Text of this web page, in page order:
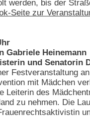
werden, bis der
Seite zur
Gabriele Heinemann
und Senatorin
Festveranstaltung
mit Mädchen
Leiterin des
zu nehmen. Die